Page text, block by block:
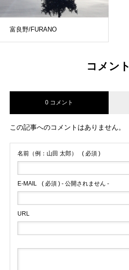
富良野/FURANO
コメント
0 コメント
この記事へのコメントはありません。
名前（例：山田 太郎） ( 必須 )
E-MAIL ( 必須 ) - 公開されません -
URL